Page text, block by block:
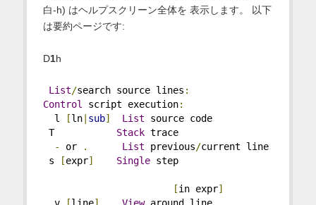
白-h) はヘルプスクリーン全体を 表示します。 以下
は要約ページです:
D1h
List/search source lines :
Control
script execution:
l
[ln| sub] List source code
T Stack trace
-
or . List previous/current line
s
[expr] Single step
[in expr]